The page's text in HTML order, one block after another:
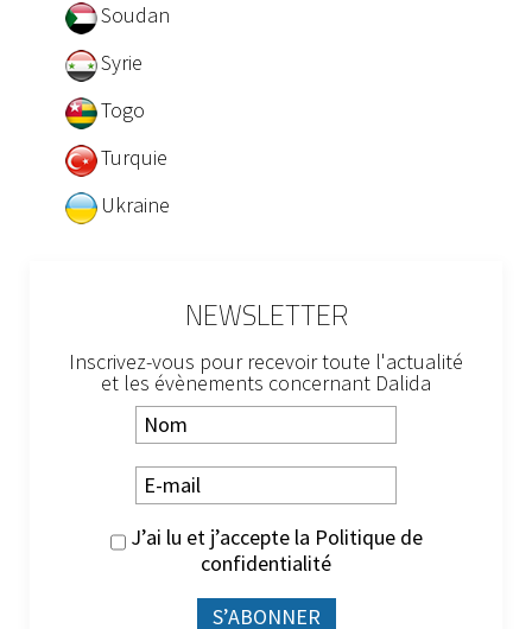
Soudan
Syrie
Togo
Turquie
Ukraine
NEWSLETTER
Inscrivez-vous pour recevoir toute l'actualité
et les évènements concernant Dalida
J’ai lu et j’accepte la Politique de
confidentialité